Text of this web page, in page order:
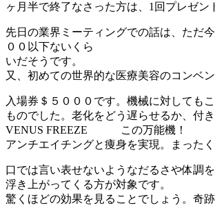
ヶ月半で終了なさった方は、1回プレゼン
先日の業界ミーティングでの話は、ただ
００以下ないくら
いだそうです。
又、初めての世界的な医療美容のコンベ
入場券＄５０００です。機械に対しても
ものでした。老化をどう遅らせるか、付
VENUS FREEZE この万能機！
アンチエイチングと痩身を実現。まった
口では言い表せないようなだるさや体調
浮き上がってくる方が対象です。
驚くほどの効果を見ることでしょう。奇